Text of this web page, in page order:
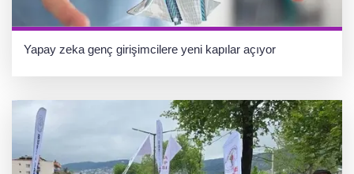
Yapay zeka genç girişimcilere yeni kapılar açıyor